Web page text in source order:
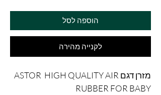
הוספה לסל
לקנייה מהירה
מזרן דגם ASTOR HIGH QUALITY AIR
RUBBER FOR BABY